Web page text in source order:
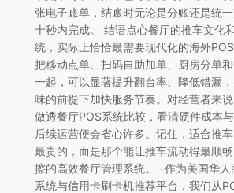
张电子账单，结账时无论是分账还是统
十秒内完成。 结语点心餐厅的推车文化
统，实际上恰恰最需要现代化的海外POS
把移动点单、扫码自助加单、厨房分单
一起，可以显著提升翻台率、降低错漏
味的前提下加快服务节奏。对经营者来
做透餐厅POS系统比较，看清硬件成本
后续运营便会省心许多。记住，适合推
最贵的，而是那个能让推车流动得最顺
擦的高效餐厅管理系统。 –作为美国华人
系统与信用卡刷卡机推荐平台，我们从